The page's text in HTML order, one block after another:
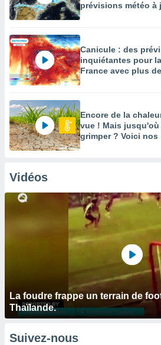
prévisions météo à
Canicule : des
inquiétantes pour
France avec plus
Encore de la
vue ! Mais jusqu'où
grimper ? Voici nos
Vidéos
La foudre frappe un terrain de
Thaïlande.
Suivez-nous